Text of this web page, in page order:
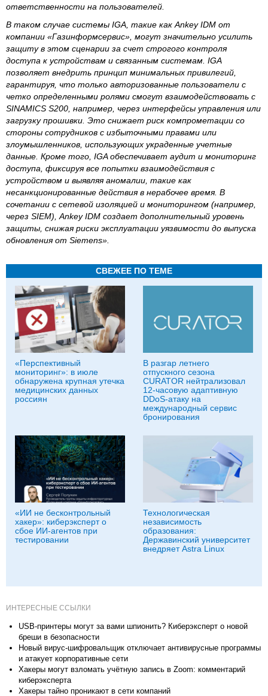
ответственности на пользователей.
В таком случае системы IGA, такие как Ankey IDM от
компании «Газинформсервис», могут значительно усилить
защиту в этом сценарии за счет строгого контроля
доступа к устройствам и связанным системам. IGA
позволяет внедрить принцип минимальных привилегий,
гарантируя, что только авторизованные пользователи с
четко определенными ролями смогут взаимодействовать с
SINAMICS S200, например, через интерфейсы управления или
загрузку прошивки. Это снижает риск компрометации со
стороны сотрудников с избыточными правами или
злоумышленников, использующих украденные учетные
данные. Кроме того, IGA обеспечивает аудит и мониторинг
доступа, фиксируя все попытки взаимодействия с
устройством и выявляя аномалии, такие как
несанкционированные действия в нерабочее время. В
сочетании с сетевой изоляцией и мониторингом (например,
через SIEM), Ankey IDM создает дополнительный уровень
защиты, снижая риски эксплуатации уязвимости до выпуска
обновления от Siemens».
СВЕЖЕЕ ПО ТЕМЕ
«Перспективный
мониторинг»: в июле
обнаружена крупная утечка
медицинских данных
россиян
В разгар летнего
отпускного сезона
CURATOR нейтрализовал
12-часовую адаптивную
DDoS-атаку на
международный сервис
бронирования
«ИИ не бесконтрольный
хакер»: киберэксперт о
сбое ИИ-агентов при
тестировании
Технологическая
независимость
образования:
Державинский университет
внедряет Astra Linux
ИНТЕРЕСНЫЕ ССЫЛКИ
USB-принтеры могут за вами шпионить? Киберэксперт о новой
бреши в безопасности
Новый вирус-шифровальщик отключает антивирусные программы
и атакует корпоративные сети
Хакеры могут взломать учётную запись в Zoom: комментарий
киберэксперта
Хакеры тайно проникают в сети компаний